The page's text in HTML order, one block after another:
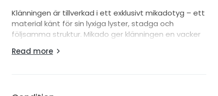
Klänningen är tillverkad i ett exklusivt mikadotyg – ett
material känt för sin lyxiga lyster, stadga och
följsamma struktur. Mikado ger klänningen en vacker
stel. Den breda A-linjeskärningen smickrar alla
Read more